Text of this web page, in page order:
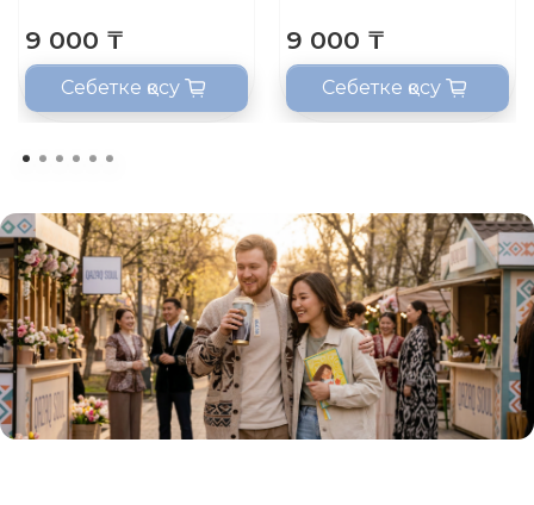
9 000 ₸
Себетке қосу
9 000 ₸
Себетке қосу